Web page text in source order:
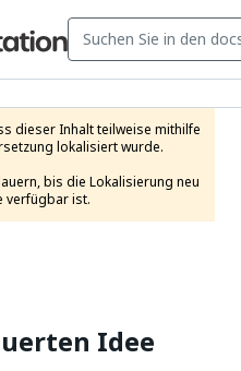
dieser Inhalt teilweise mithilfe
lokalisiert wurde.
bis die Lokalisierung neu
verfügbar ist.
Idee